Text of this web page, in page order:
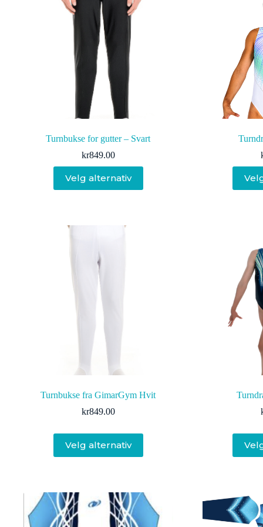
Turnbukse for gutter – Svart
kr849.00
Velg alternativ
produktet
har
Alternativene
på
produktsiden
Turnbukse fra GimarGym Hvit
kr849.00
Velg alternativ
produktet
har
Alternativene
kan
velges